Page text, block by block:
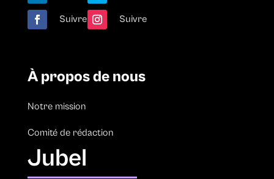
Suivre Suivre
À propos de nous
Notre mission
Comité de rédaction
Jubel